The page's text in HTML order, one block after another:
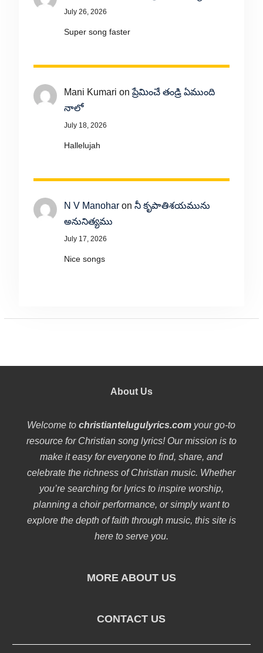
July 26, 2026
Super song faster
Mani Kumari onప్రేమించే తండ్రి ఏముంది
నాలో
July 18, 2026
Hallelujah
N V Manoharon నీ కృపాతిశయమును
అనునిత్యము
July 17, 2026
Nice songs
About Us
Welcome tochristiantelugulyrics.com your go-to
resource for Christian song lyrics! Our mission is to
make it easy for everyone to find, share, and
celebrate the richness of Christian music. Whether
you’re searching for lyrics to inspire worship,
planning a choir performance, or simply want to
explore the depth of faith through music, this site is
here to serve you.
MORE ABOUT US
CONTACT US